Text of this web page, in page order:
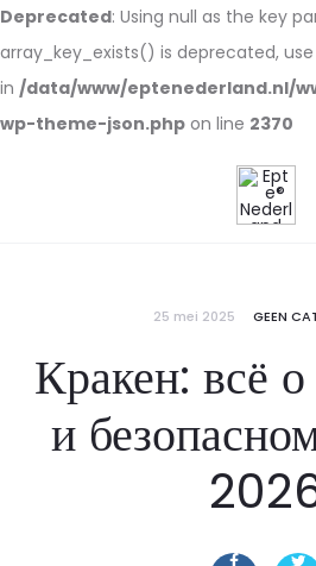
Deprecated: Using null as the key
array_key_exists() is deprecated,
in /data/www/eptenederland.nl/
wp-theme-json.php on line 2370
25 mei 2025 GEEN
Кракен: всё
и